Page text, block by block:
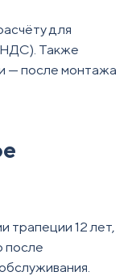
для
НДС). Также
— после монтажа
трапеции 12 лет,
после